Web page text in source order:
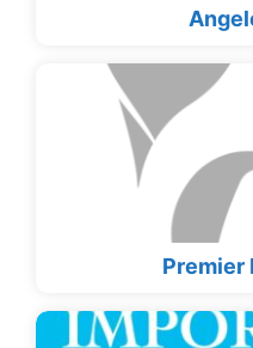
Premier